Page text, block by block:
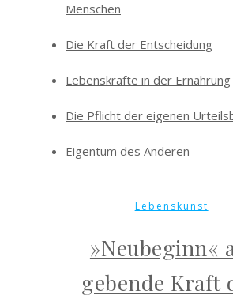
Menschen
Die Kraft der Entscheidung
Lebenskräfte in der Ernährung
Die Pflicht der eigenen
Eigentum des Anderen
Lebenskunst
»Neubeginn«
gebende Kraft